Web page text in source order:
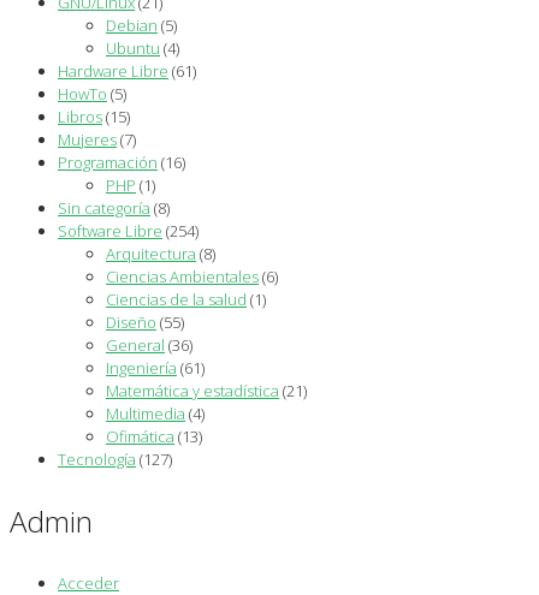
Debian (5)
Ubuntu (4)
Hardware Libre (61)
HowTo (5)
Libros(15)
Mujeres(7)
Programación (16)
PHP (1)
Sin categoría (8)
Software Libre (254)
Arquitectura (8)
Ciencias Ambientales(6)
Ciencias de la salud (1)
Diseño (55)
General (36)
Ingeniería (61)
Matemática y estadística (21)
Multimedia (4)
Ofimática (13)
Tecnología (127)
Admin
Acceder